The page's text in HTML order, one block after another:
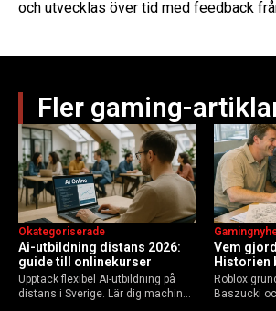
och utvecklas över tid med feedback
Fler gaming-
Ai-utbildning distans 2026:
guide till onlinekurser
Okategoriserade
Upptäck flexibel AI-utbildning på
distans i Sverige. Lär dig machine
Vem
Historien
Roblox
Baszucki